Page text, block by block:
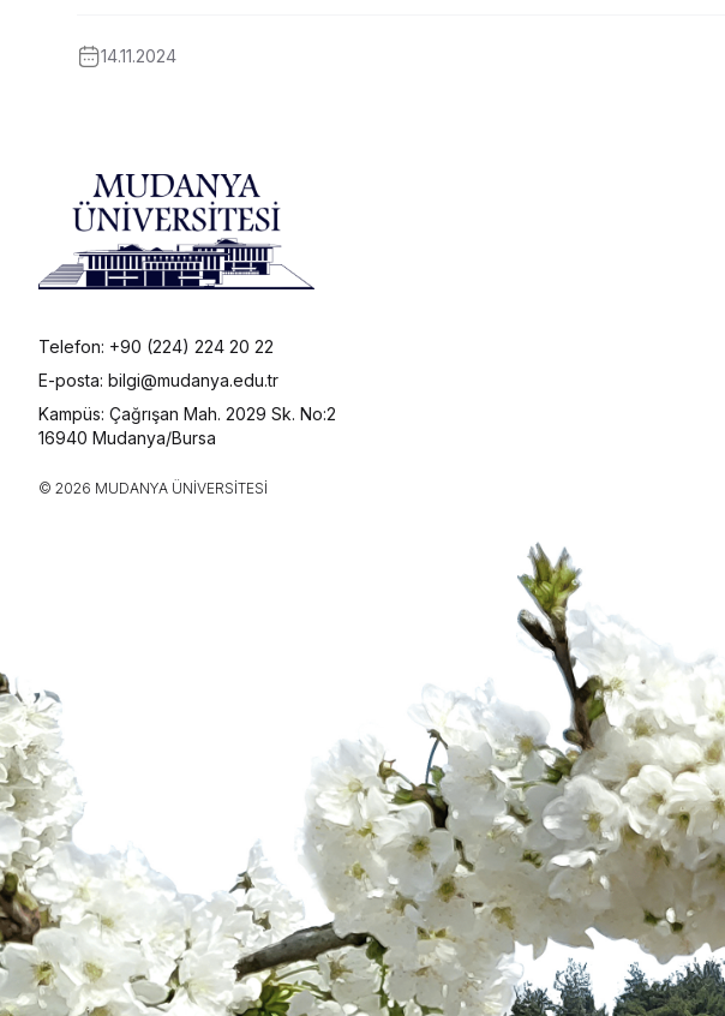
14.11.2024
Telefon: +90 (224) 224 20 22
E-posta: bilgi@mudanya.edu.tr
Kampüs: Çağrışan Mah. 2029 Sk. No:2
16940 Mudanya/Bursa
© 2026 MUDANYA ÜNIVERSITESI